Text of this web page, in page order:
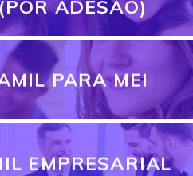
ADESÃO)
PARA MEI
EMPRESARIAL